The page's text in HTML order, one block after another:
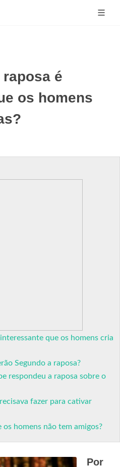
é
os homens
que os homens cria
Segundo a raposa?
respondeu a raposa sobre o
fazer para cativar
os homens não tem amigos?
Por